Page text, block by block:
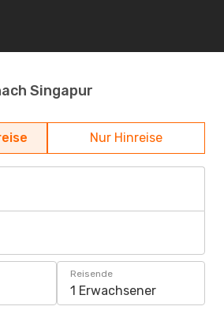
Singapur
Nur Hinreise
Reisende
1 Erwachsener